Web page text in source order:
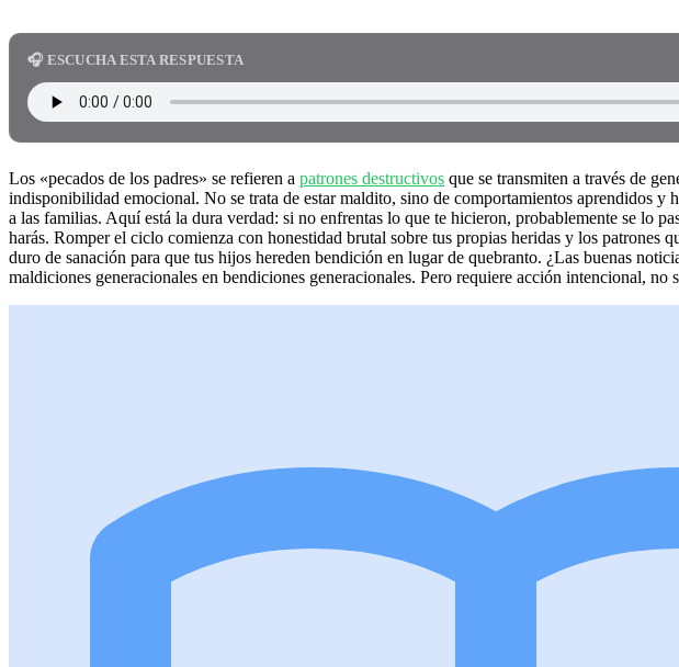
🎧 ESCUCHA ESTA RESPUESTA
Los «pecados de los padres» se refieren a patrones destructivos que se transmiten a través de
indisponibilidad emocional. No se trata de estar maldito, sino de comportamientos aprendidos y
a las familias. Aquí está la dura verdad: si no enfrentas lo que te hicieron, probablemente se lo
harás. Romper el ciclo comienza con honestidad brutal sobre tus propias heridas y los patrones
duro de sanación para que tus hijos hereden bendición en lugar de quebranto. ¿Las buenas
maldiciones generacionales en bendiciones generacionales. Pero requiere acción intencional, no